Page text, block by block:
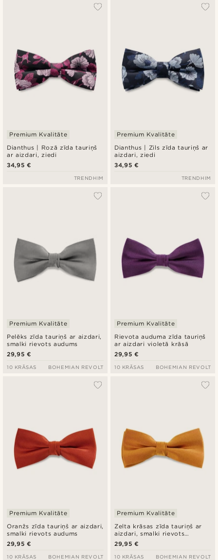
Dianthus | Rozā zīda tauriņš
ar aizdari, ziedi
Premium Kvalitāte
34,95 €
TRENDHIM
Dianthus | Zils zīda tauriņš ar
aizdari, ziedi
Premium Kvalitāte
34,95 €
TRENDHIM
Pelēks zīda tauriņš ar aizdari,
smalki rievots audums
Premium Kvalitāte
29,95 €
10 KRĀSAS BOHEMIAN REVOLT
Rievota auduma zīda tauriņš
ar aizdari violetā krāsā
Premium Kvalitāte
29,95 €
10 KRĀSAS BOHEMIAN REVOLT
Oranžs zīda tauriņš ar aizdari,
smalki rievots audums
Premium Kvalitāte
29,95 €
10 KRĀSAS BOHEMIAN REVOLT
Zelta krāsas zīda tauriņš ar
aizdari, smalki rievots
audums
Premium Kvalitāte
29,95 €
10 KRĀSAS BOHEMIAN REVOLT